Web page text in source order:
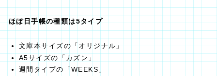
ほぼ日手帳の種類は5タイプ
文庫本サイズの「オリジナル」
A5サイズの「カズン」
週間タイプの「WEEKS」